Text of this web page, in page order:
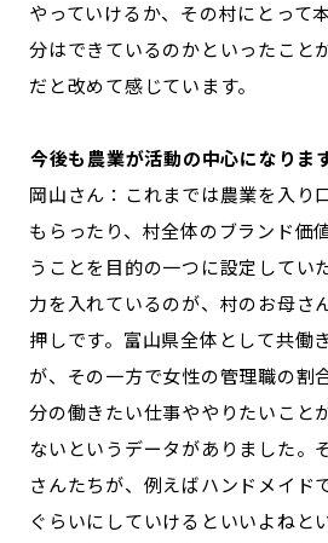
やっていけるか、その村にとって
分はできているのかといったこと
だと改めて感じています。
―――今後も農業が活動の中心になりま
岡山さん：これまでは農業を入り
もらったり、村全体のブランド価
うことを目的の一つに設定してい
力を入れているのが、村のお母さ
押しです。富山県全体として共働
が、その一方で女性の管理職の割
分の働きたい仕事ややりたいこと
ないというデータがありました。
さんたちが、例えばハンドメイド
ぐらいにしていけるといいよねと